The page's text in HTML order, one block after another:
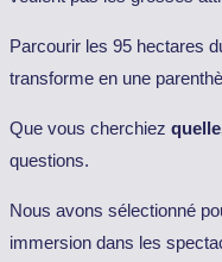
Parcourir les 95 hectares
transforme en une
Que vous cherchiez
questions.
Nous avons sélectionné
immersion dans les